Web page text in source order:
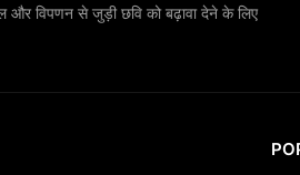
और विपणन से जुड़ी छवि को बढ़ावा देने के लिए